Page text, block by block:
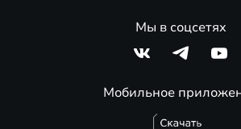
Мобильное
Мы в соцсетях